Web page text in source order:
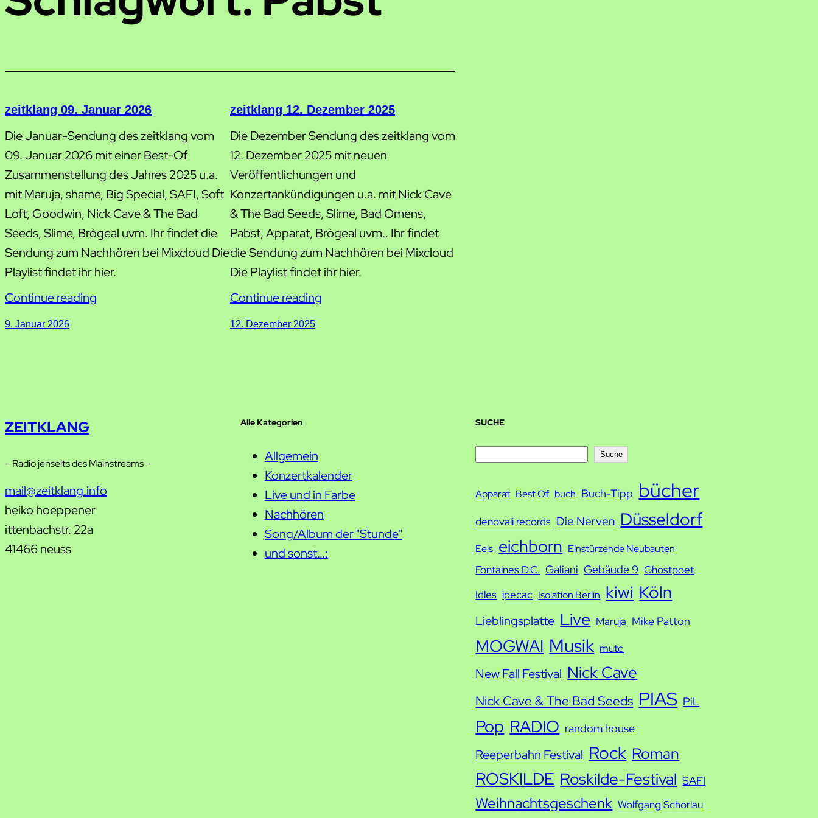
zeitklang 09. Januar 2026
Die Januar-Sendung des zeitklang vom
09. Januar 2026 mit einer Best-Of
Zusammenstellung des Jahres 2025 u.a.
mit Maruja, shame, Big Special, SAFI, Soft
Loft, Goodwin, Nick Cave & The Bad
Seeds, Slime, Brògeal uvm. Ihr findet die
Sendung zum Nachhören bei Mixcloud Die
Playlist findet ihr hier.
Continue reading
9. Januar 2026
zeitklang 12. Dezember 2025
Die Dezember Sendung des zeitklang vom
12. Dezember 2025 mit neuen
Veröffentlichungen und
Konzertankündigungen u.a. mit Nick Cave
& The Bad Seeds, Slime, Bad Omens,
Pabst, Apparat, Brògeal uvm.. Ihr findet
die Sendung zum Nachhören bei Mixcloud
Die Playlist findet ihr hier.
Continue reading
12. Dezember 2025
ZEITKLANG
– Radio jenseits des Mainstreams –
mail@zeitklang.info
heiko hoeppener
ittenbachstr. 22a
41466 neuss
Alle Kategorien
Allgemein
Konzertkalender
Live und in Farbe
Nachhören
Song/Album der "Stunde"
und sonst…:
SUCHE
c
Suche
Apparat Best Of buch Buch-Tipp bücher
denovali records Die Nerven Düsseldorf
Eels eichborn Einstürzende Neubauten
Fontaines D.C. Galiani Gebäude 9 Ghostpoet
Idles ipecac Isolation Berlin kiwi Köln
Lieblingsplatte Live Maruja Mike Patton
MOGWAI Musik mute
New Fall Festival Nick Cave
Nick Cave & The Bad Seeds PIAS PiL
Pop RADIO random house
Reeperbahn Festival Rock Roman
ROSKILDE Roskilde-Festival SAFI
Weihnachtsgeschenk Wolfgang Schorlau